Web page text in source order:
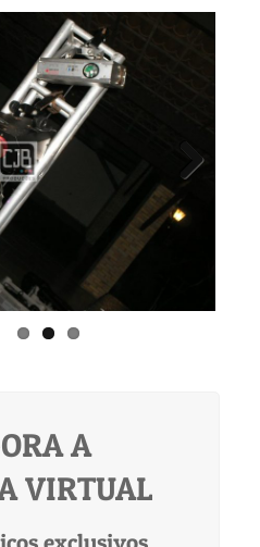
Next
A
VIRTUAL